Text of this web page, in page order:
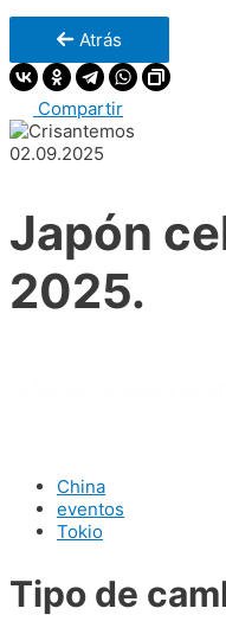
Atrás
Compartir
02.09.2025
Japón
2025.
China
eventos
Tokio
Tipo de